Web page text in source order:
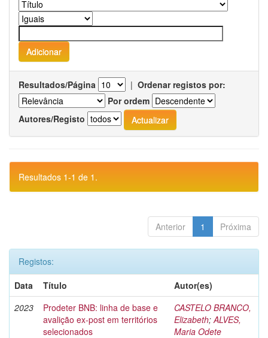
Resultados/Página | Ordenar registos por:
Por ordem
Autores/Registo
Resultados 1-1 de 1.
Anterior 1 Próxima
Registos:
Data
Título
Autor(es)
2023
Prodeter BNB: linha de base e
avalição ex-post em territórios
selecionados
CASTELO BRANCO,
Elizabeth;ALVES,
Maria Odete